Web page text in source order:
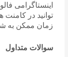
اینستاگرامی
توانید در
زمان ممکن به
سوالات متداول